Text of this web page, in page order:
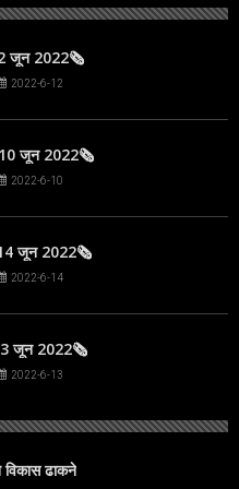
जून 2022🗞
2022-6-12
10 जून 2022🗞
2022-6-10
जून 2022🗞
2022-6-14
जून 2022🗞
2022-6-13
ढाकने